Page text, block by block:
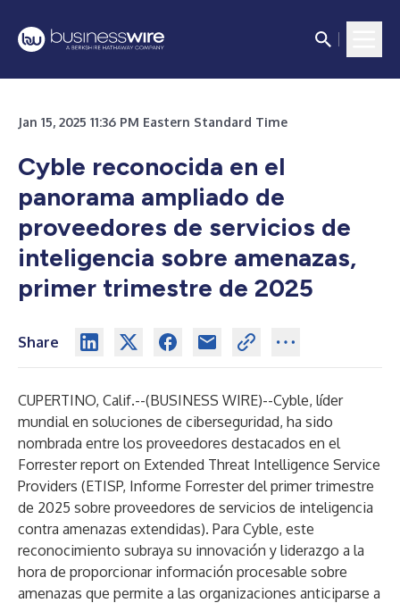
Jan 15, 2025 11:36 PM Eastern Standard Time
Cyble reconocida en el
panorama ampliado de
proveedores de servicios de
inteligencia sobre amenazas,
primer trimestre de 2025
Share
CUPERTINO, Calif.--(BUSINESS WIRE)--Cyble, líder
mundial en soluciones de ciberseguridad, ha sido
nombrada entre los proveedores destacados en el
Forrester report on Extended Threat Intelligence Service
Providers (ETISP, Informe Forrester del primer trimestre
de 2025 sobre proveedores de servicios de inteligencia
contra amenazas extendidas). Para Cyble, este
reconocimiento subraya su innovación y liderazgo a la
hora de proporcionar información procesable sobre
amenazas que permite a las organizaciones anticiparse a